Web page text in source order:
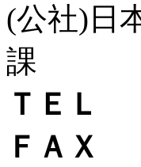
(公社)日
課
ＴＥＬ
ＦＡＸ